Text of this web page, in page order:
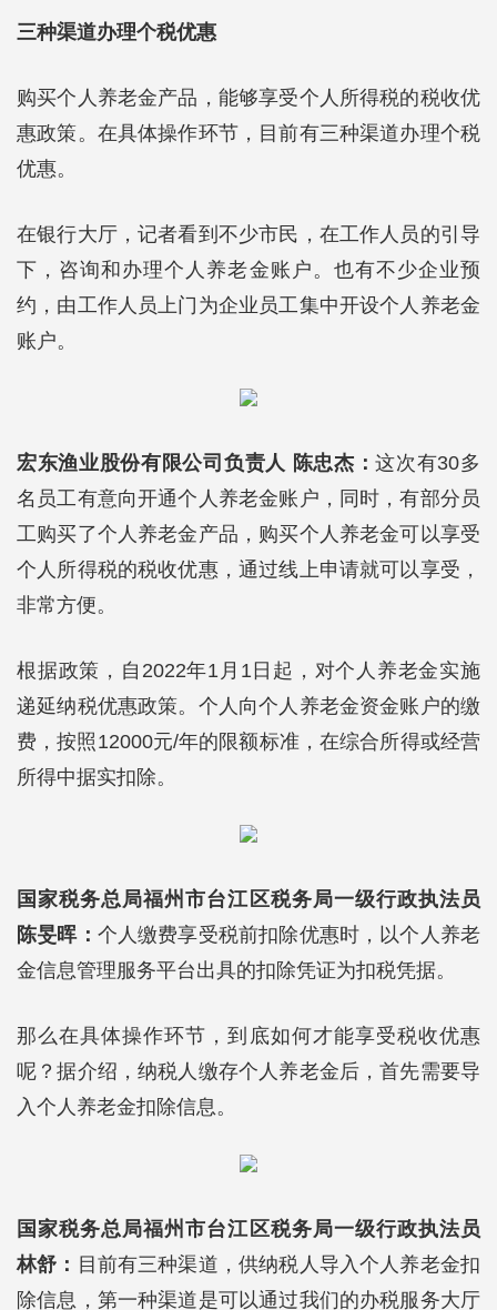
三种渠道办理个税优惠
购买个人养老金产品，能够享受个人所得税的税收优
惠政策。在具体操作环节，目前有三种渠道办理个税
优惠。
在银行大厅，记者看到不少市民，在工作人员的引导
下，咨询和办理个人养老金账户。也有不少企业预
约，由工作人员上门为企业员工集中开设个人养老金
账户。
宏东渔业股份有限公司负责人 陈忠杰：这次有30多
名员工有意向开通个人养老金账户，同时，有部分员
工购买了个人养老金产品，购买个人养老金可以享受
个人所得税的税收优惠，通过线上申请就可以享受，
非常方便。
根据政策，自2022年1月1日起，对个人养老金实施
递延纳税优惠政策。个人向个人养老金资金账户的缴
费，按照12000元/年的限额标准，在综合所得或经营
所得中据实扣除。
国家税务总局福州市台江区税务局一级行政执法员
陈旻晖： 个人缴费享受税前扣除优惠时，以个人养老
金信息管理服务平台出具的扣除凭证为扣税凭据。
那么在具体操作环节，到底如何才能享受税收优惠
呢？据介绍，纳税人缴存个人养老金后，首先需要导
入个人养老金扣除信息。
国家税务总局福州市台江区税务局一级行政执法员
林舒： 目前有三种渠道，供纳税人导入个人养老金扣
除信息，第一种渠道是可以通过我们的办税服务大厅